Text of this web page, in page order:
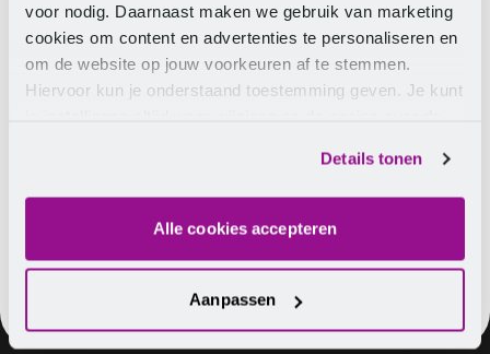
voor nodig. Daarnaast maken we gebruik van marketing
cookies om content en advertenties te personaliseren en
om de website op jouw voorkeuren af te stemmen.
Hiervoor kun je onderstaand toestemming geven. Je kunt
Details tonen
Alle cookies accepteren
Aanpassen
Werknemers die per 1 januari 2024 tussen de 18 en
21 jaar zijn, moeten er rekening mee houden dat de
pensioenpremie wordt ingehouden op het
brutosalaris. Zowel de werkgever als de werknemer
16,8 procent). Op de salarisstrook is dit terug te